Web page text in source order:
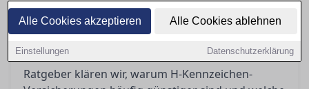
Alle Cookies akzeptieren Alle Cookies ablehnen
Einstellungen Datenschutzerklärung
solcher Fahrzeuge stehen oft vor der
Herausforderung, die passende Versicherung zu
sondern auch kosteneffizient ist. In diesem
Ratgeber klären wir, warum H-Kennzeichen-